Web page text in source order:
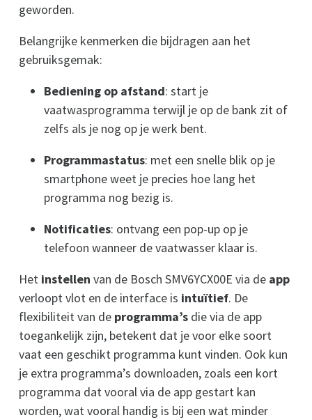
geworden.
Belangrijke kenmerken die bijdragen aan het
gebruiksgemak:
Bediening op afstand: start je
vaatwasprogramma terwijl je op de bank zit of
zelfs als je nog op je werk bent.
Programmastatus: met een snelle blik op je
smartphone weet je precies hoe lang het
programma nog bezig is.
Notificaties: ontvang een pop-up op je
telefoon wanneer de vaatwasser klaar is.
Het instellen van de Bosch SMV6YCX00E via de app
verloopt vlot en de interface is intuïtief. De
flexibiliteit van de programma’s die via de app
toegankelijk zijn, betekent dat je voor elke soort
vaat een geschikt programma kunt vinden. Ook kun
je extra programma’s downloaden, zoals een kort
programma dat vooral via de app gestart kan
worden, wat vooral handig is bij een wat minder